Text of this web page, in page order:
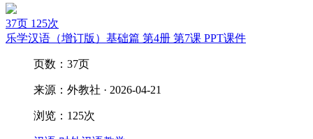
37页 125次
乐学汉语（增订版）基础篇 第4册 第7课 PPT课件
页数：37页
来源：外教社 · 2026-04-21
浏览：125次